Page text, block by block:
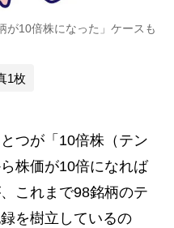
が10倍株になった」ケースも
1枚
つが「10倍株（テン
株価が10倍になれば
これまで98銘柄のテ
を樹立しているの